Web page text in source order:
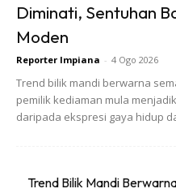
TIP: Perlu rajin menjaganya
kering. Tempatkan di ruang
cahaya.
Diminati, Sentuhan
Moden
Reporter Impiana - 4 Ogo 2026
Trend bilik mandi berwarna
pemilik kediaman mula
daripada ekspresi gaya hidup
Trend Bilik Mandi